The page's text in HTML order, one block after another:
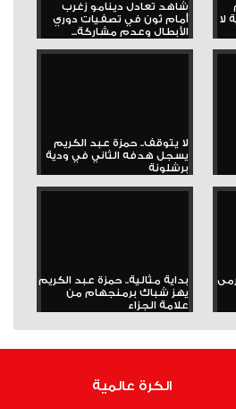
لا
شاهد تعادل دينامو زغرب
أمام ثون في تصفيات دوري
الأبطال وعدم مشاركة...
لا يتوقف.. حمزة عبد الكريم
يسجل هدفه الثاني في ودية
برشلونة
بداية مثالية.. حمزة عبد الكريم
يهز شباك برمنجهام من
علامة الجزاء
الكرة عالمية